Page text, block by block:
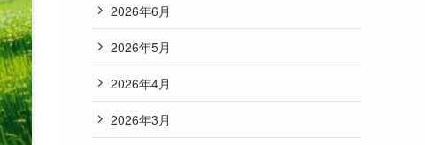
2026年6月
2026年5月
2026年4月
2026年3月